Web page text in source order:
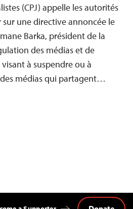
(CPJ) appelle les autorités
une directive annoncée le
Barka, président de la
des médias et de
à suspendre ou à
médias qui partagent…